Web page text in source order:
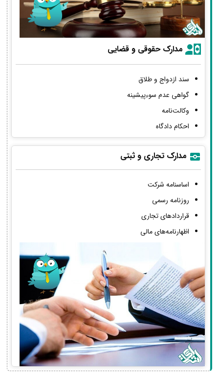
مدارک حقوقی و قضایی
سند ازدواج و طلاق
گواهی عدم سوءپیشینه
وکالت‌نامه
احکام دادگاه
مدارک تجاری و ثبتی
اساسنامه شرکت
روزنامه رسمی
قراردادهای تجاری
اظهارنامه‌های مالی